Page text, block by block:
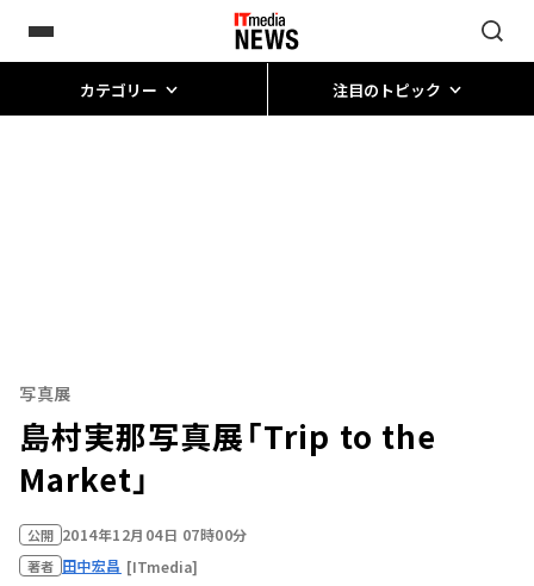
カテゴリー 注目のトピック
写真展
島村実那写真展「Trip to the
Market」
公開 2014年12月04日 07時00分
著者 田中宏昌 [ITmedia]